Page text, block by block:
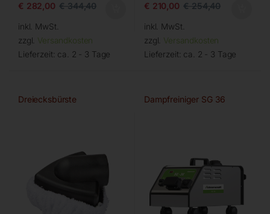
€ 282,00 €344,40
inkl. MwSt.
zzgl. Versandkosten
Lieferzeit: ca. 2 - 3 Tage
€ 210,00 €254,40
inkl. MwSt.
zzgl. Versandkosten
Lieferzeit: ca. 2 - 3 Tage
Dreiecksbürste Dampfreiniger SG 36